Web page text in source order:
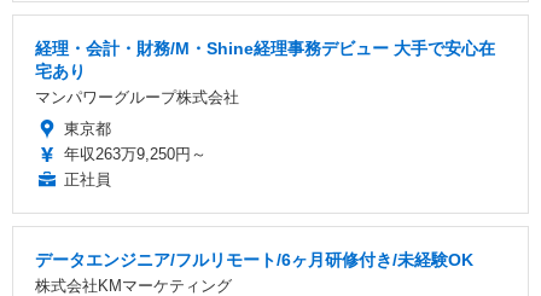
経理・会計・財務/M・Shine経理事務デビュー 大手で安心在
宅あり
マンパワーグループ株式会社
東京都
年収263万9,250円～
正社員
データエンジニア/フルリモート/6ヶ月研修付き/未経験OK
株式会社KMマーケティング